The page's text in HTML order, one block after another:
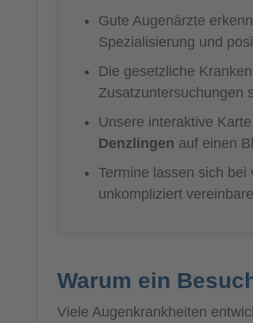
Gute Augenärzte
Spezialisierung und
Die gesetzliche
Zusatzuntersuchungen
Unsere interaktive
Denzlingen auf einen
Termine lassen sich
unkompliziert
Warum ein
Viele Augenkrankheiten